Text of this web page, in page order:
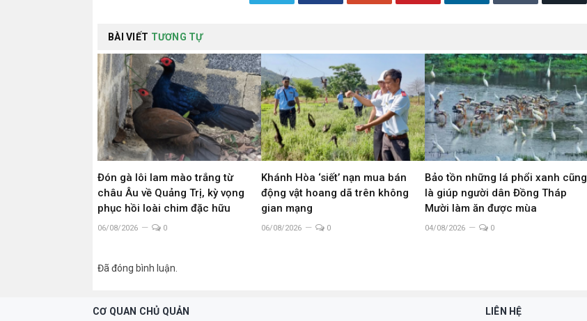
BÀI VIẾT TƯƠNG TỰ
Đón gà lôi lam mào trắng từ
châu Âu về Quảng Trị, kỳ vọng
phục hồi loài chim đặc hữu
06/08/2026 0
Khánh Hòa ‘siết’ nạn mua bán
động vật hoang dã trên không
gian mạng
06/08/2026 0
Bảo tồn những lá phổi xanh cũng
là giúp người dân Đồng Tháp
Mười làm ăn được mùa
04/08/2026 0
Đã đóng bình luận.
CƠ QUAN CHỦ QUẢN LIÊN HỆ